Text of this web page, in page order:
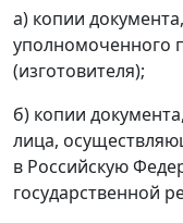
а) копии
уполномоченного
(изготовителя);
б) копии
лица,
в Российскую
государственной